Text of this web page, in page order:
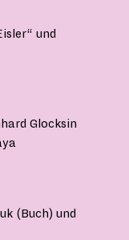
und
Glocksin
(Buch) und